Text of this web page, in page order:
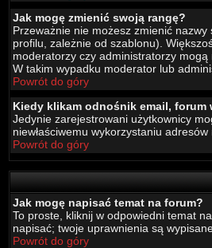
Jak mogę zmienić swoją rangę?
Przeważnie nie możesz zmienić
profilu, zależnie od szablonu).
moderatorzy czy administratorzy
W takim wypadku moderator lub
Powrót do góry
Kiedy klikam odnośnik email, forum
Jedynie zarejestrowani użytkownicy
niewłaściwemu wykorzystaniu
Powrót do góry
Jak mogę napisać temat na forum?
To proste, kliknij w odpowiedni temat
napisać; twoje uprawnienia są
Powrót do góry